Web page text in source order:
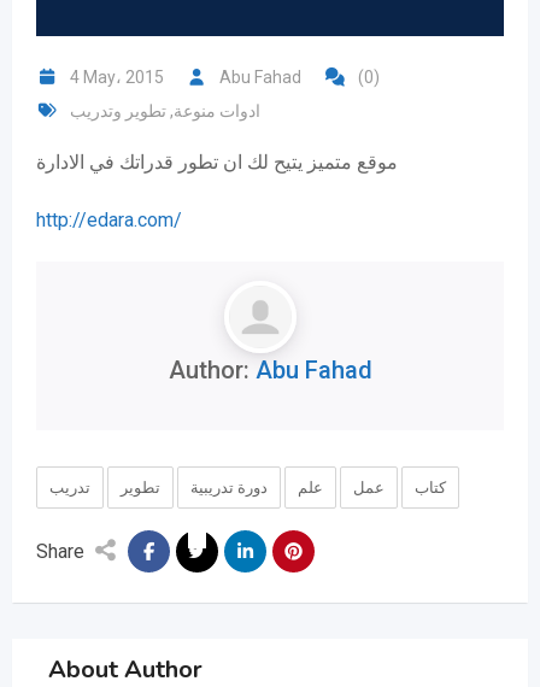
4 May، 2015 Abu Fahad
(0)
ادوات منوعة,تطوير وتدريب
موقع متميز يتيح لك ان تطور قدراتك في الادارة
http://edara.com/
Author: Abu Fahad
تدريب تطوير دورة تدريبية علم عمل كتاب
Share
About Author